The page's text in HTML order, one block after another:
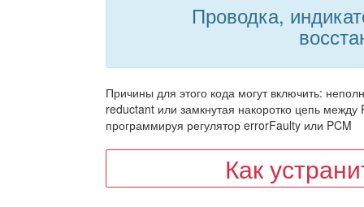
Проводка,
Причины для этого кода могут включить:
reductant или замкнутая накоротко цепь
программируя регулятор errorFaulty или PCM
Как